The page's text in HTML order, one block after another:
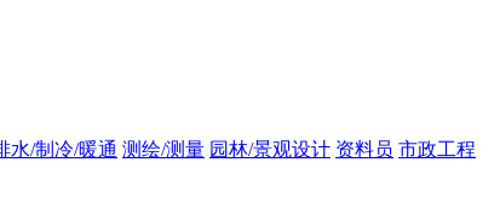
水/制冷/暖通 测绘/测量 园林/景观设计 资料员 市政工程